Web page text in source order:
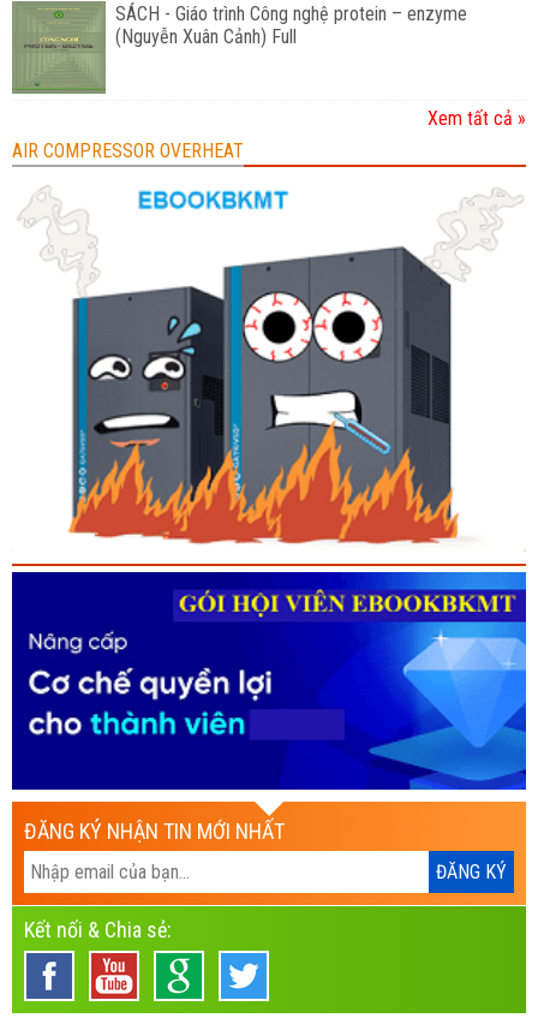
SÁCH - Giáo trình Công nghệ protein – enzyme
(Nguyễn Xuân Cảnh) Full
Xem tất cả »
AIR COMPRESSOR OVERHEAT
ĐĂNG KÝ NHẬN TIN MỚI NHẤT
Kết nối & Chia sẻ: